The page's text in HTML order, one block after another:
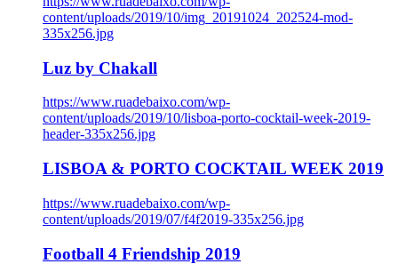
content/uploads/2019/10/img_20191024_202524-mod-
335x256.jpg
Luz by Chakall
https://www.ruadebaixo.com/wp-
content/uploads/2019/10/lisboa-porto-cocktail-week-2019-
header-335x256.jpg
LISBOA & PORTO COCKTAIL WEEK 2019
https://www.ruadebaixo.com/wp-
content/uploads/2019/07/f4f2019-335x256.jpg
Football 4 Friendship 2019